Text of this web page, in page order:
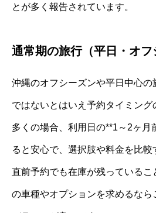
とが多く報告されています。
通常期の旅行（平日・オフ
沖縄のオフシーズンや平日中心
ではないとはいえ予約タイミング
多くの場合、利用日の**1～2ヶ月
ると安心で、選択肢や料金を比較
直前予約でも在庫が残っているこ
の車種やオプションを求めるなら